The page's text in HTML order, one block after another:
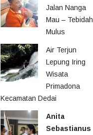
Jalan Nanga
Mau – Tebidah
Mulus
Air Terjun
Lepung Iring
Wisata
Primadona
Kecamatan Dedai
Anita
Sebastianus